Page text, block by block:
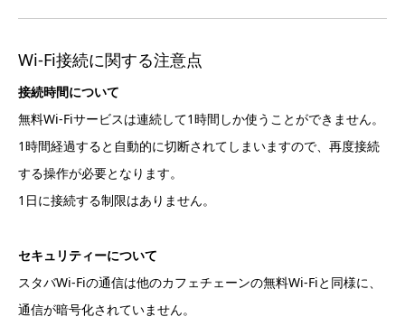
Wi-Fi接続に関する注意点
接続時間について
無料Wi-Fiサービスは連続して1時間しか使うことができません。
1時間経過すると自動的に切断されてしまいますので、再度接続
する操作が必要となります。
1日に接続する制限はありません。
セキュリティーについて
スタバWi-Fiの通信は他のカフェチェーンの無料Wi-Fiと同様に、
通信が暗号化されていません。